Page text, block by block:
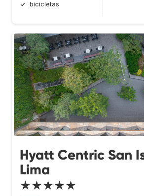
bicicletas
Hyatt Centric San
Lima
★★★★★